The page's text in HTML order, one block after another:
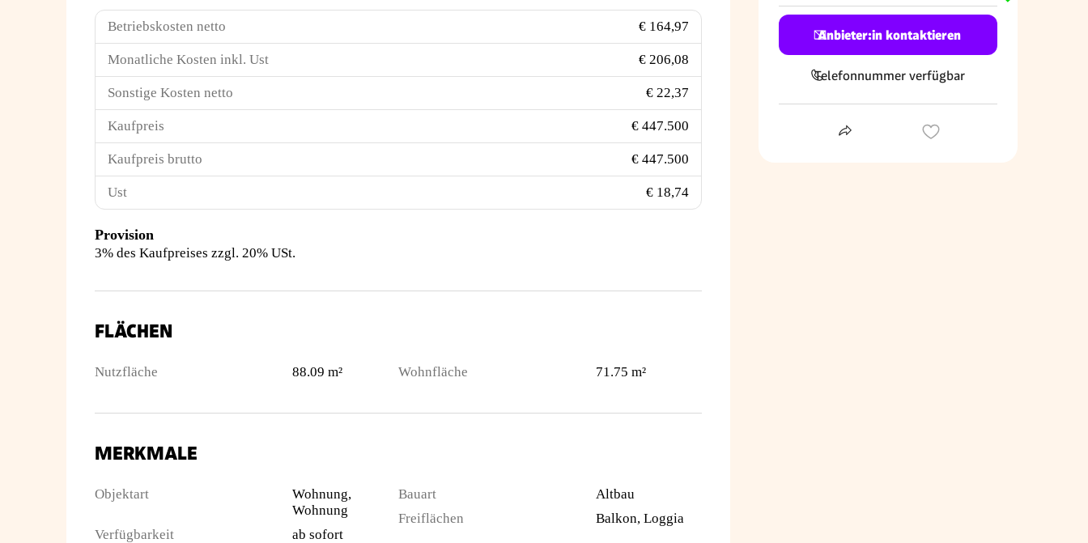
Betriebskosten netto € 164,97
Monatliche Kosten inkl. Ust € 206,08
Sonstige Kosten netto € 22,37
Kaufpreis € 447.500
Kaufpreis brutto € 447.500
Ust € 18,74
Provision
3% des Kaufpreises zzgl. 20% USt.
FLÄCHEN
Nutzfläche 88.09 m² Wohnfläche 71.75 m²
MERKMALE
Objektart
Wohnung,
Wohnung
Verfügbarkeit
ab sofort
Bauart
Altbau
Freiflächen
Balkon, Loggia
Anbieter:in kontaktieren
Telefonnummer verfügbar